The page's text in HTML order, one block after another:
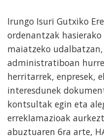
Irungo Isuri Gutxiko
ordenantzak hasierako
maiatzeko
administratiboan
herritarrek, enpresek,
interesdunek
kontsultak egin eta
erreklamazioak
abuztuaren 6ra arte,